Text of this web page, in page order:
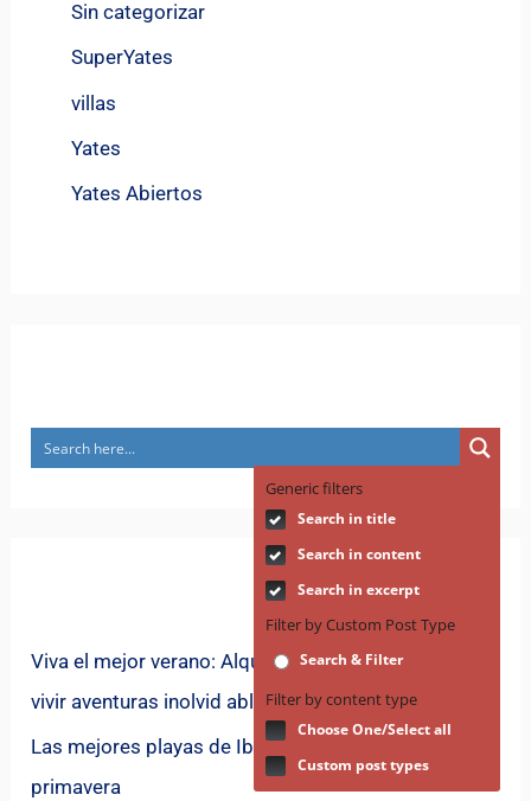
Sin categorizar
SuperYates
villas
Yates
Yates Abiertos
Viva el mejor verano: Alquile un yate en Ibiza para
vivir aventuras inolvid ables en el Mediterráneo
Las mejores playas de Ibiza para fondear en
primavera
Generic filters
Search in title
Search in content
Search in excerpt
Filter by Custom Post Type
Search & Filter
Filter by content type
Choose One/Select all
Custom post types